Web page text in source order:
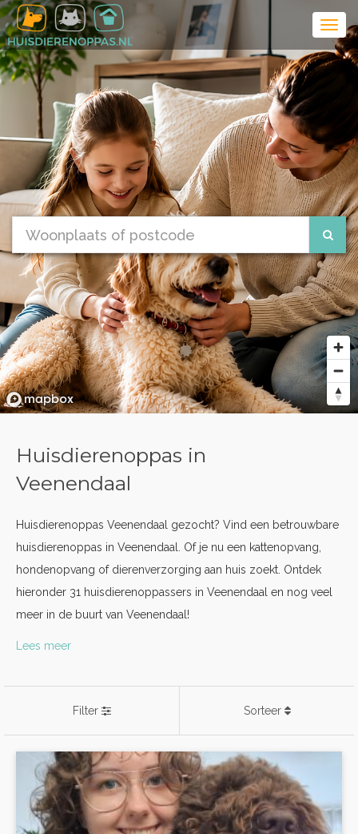
Huisdierenoppas in
Veenendaal
Huisdierenoppas Veenendaal gezocht? Vind een betrouwbare
huisdierenoppas in Veenendaal. Of je nu een kattenopvang,
hondenopvang of dierenverzorging aan huis zoekt. Ontdek
hieronder 31 huisdierenoppassers in Veenendaal en nog veel
meer in de buurt van Veenendaal!
Lees meer
Filter Sorteer